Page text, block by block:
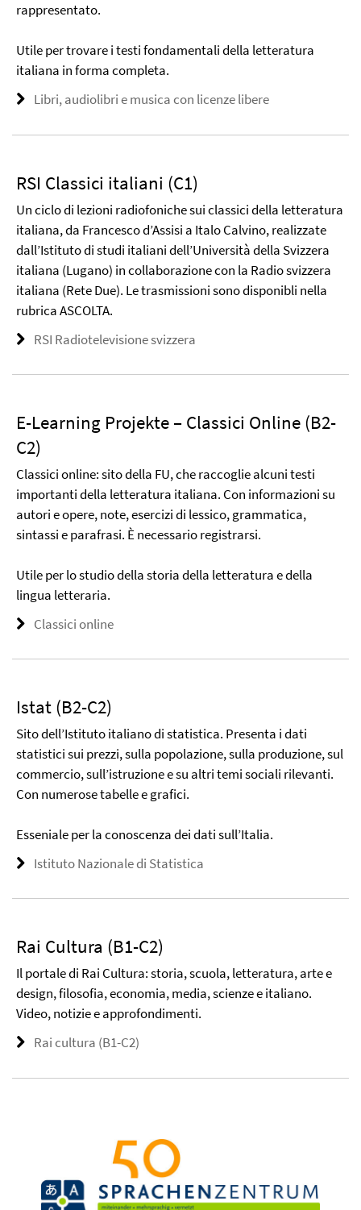
rappresentato.
Utile per trovare i testi fondamentali della letteratura
italiana in forma completa.
Libri, audiolibri e musica con licenze libere
RSI Classici italiani (C1)
Un ciclo di lezioni radiofoniche sui classici della letteratura
italiana, da Francesco d’Assisi a Italo Calvino, realizzate
dall’Istituto di studi italiani dell’Università della Svizzera
italiana (Lugano) in collaborazione con la Radio svizzera
italiana (Rete Due). Le trasmissioni sono disponibli nella
rubrica ASCOLTA.
RSI Radiotelevisione svizzera
E-Learning Projekte – Classici Online (B2-
C2)
Classici online: sito della FU, che raccoglie alcuni testi
importanti della letteratura italiana. Con informazioni su
autori e opere, note, esercizi di lessico, grammatica,
sintassi e parafrasi. È necessario registrarsi.
Utile per lo studio della storia della letteratura e della
lingua letteraria.
Classici online
Istat (B2-C2)
Sito dell’Istituto italiano di statistica. Presenta i dati
statistici sui prezzi, sulla popolazione, sulla produzione, sul
commercio, sull’istruzione e su altri temi sociali rilevanti.
Con numerose tabelle e grafici.
Esseniale per la conoscenza dei dati sull’Italia.
Istituto Nazionale di Statistica
Rai Cultura (B1-C2)
Il portale di Rai Cultura: storia, scuola, letteratura, arte e
design, filosofia, economia, media, scienze e italiano.
Video, notizie e approfondimenti.
Rai cultura (B1-C2)